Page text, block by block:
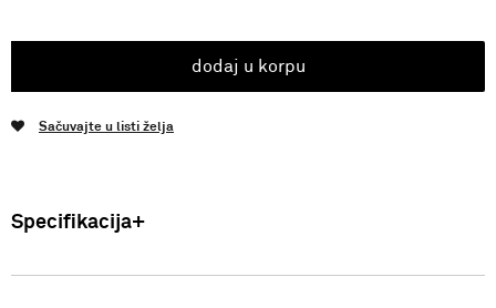
dodaj u korpu
Sačuvajte u listi želja
Specifikacija